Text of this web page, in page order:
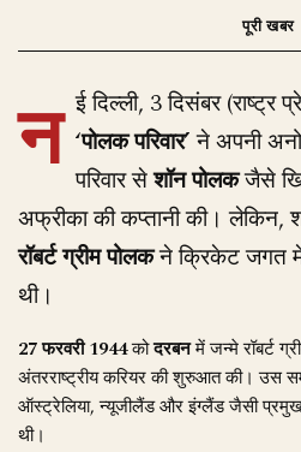
न ई दिल्ली, 3 दिसंबर
‘पोलक परिवार’ने अपनी
परिवार सेशॉन पोलकजैसे
अफ्रीका की कप्तानी की। लेकिन,
रॉबर्ट ग्रीम पोलकने क्रिकेट जगत में
थी।
27 फरवरी 1944कोदरबनमें जन्मे रॉबर्ट
अंतरराष्ट्रीय करियर की शुरुआत की। उस
ऑस्ट्रेलिया, न्यूजीलैंड और इंग्लैंड जैसी
थी।